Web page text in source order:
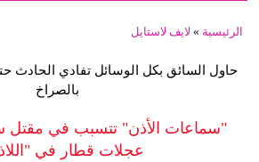
الرئيسية » لايف لاستايل
حاول السائق بكل الوسائل تفادي الحادث
بالصراخ
"سماعات الأذن" تتسبب في مقتل
عجلات قطار في